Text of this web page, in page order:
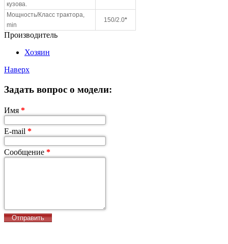
кузова.
Мощность/Класс трактора,
min
150/2.0*
Производитель
Хозяин
Наверх
Задать вопрос о модели:
Имя *
E-mail *
Сообщение *